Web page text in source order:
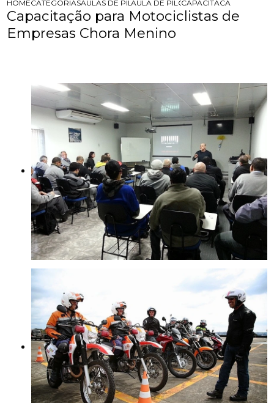
HOMECATEGORIASAULAS DE PILOTAGEM PARA EMPRESAS
AULA DE PILOTAGEM DEFENSIVA
CAPACITACAO PARA
Capacitação para Motociclistas de
Empresas Chora Menino